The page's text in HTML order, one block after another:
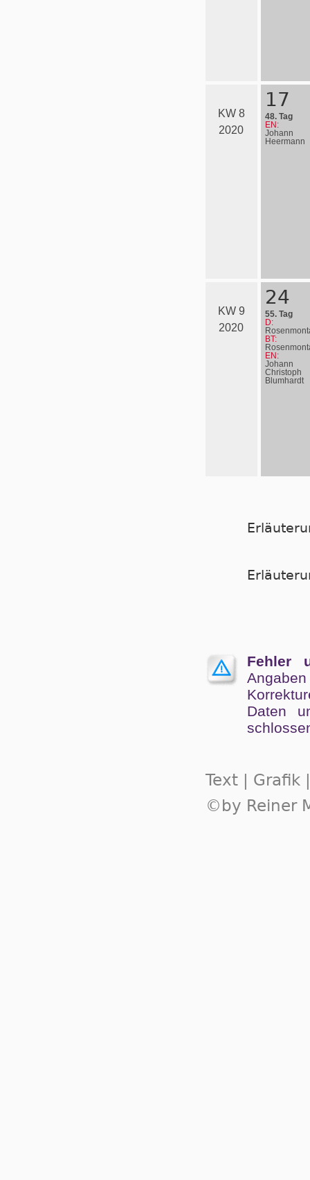
KW 8
2020
17
48. Tag
EN:
Johann
Heermann
KW 9
2020
24
55. Tag
D:
BT:
EN:
Johann
Christoph
Blumhardt
Fehler
Angaben
Da­ten
Text | Grafik
©by Reiner